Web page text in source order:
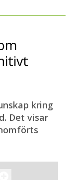
kring
Det visar